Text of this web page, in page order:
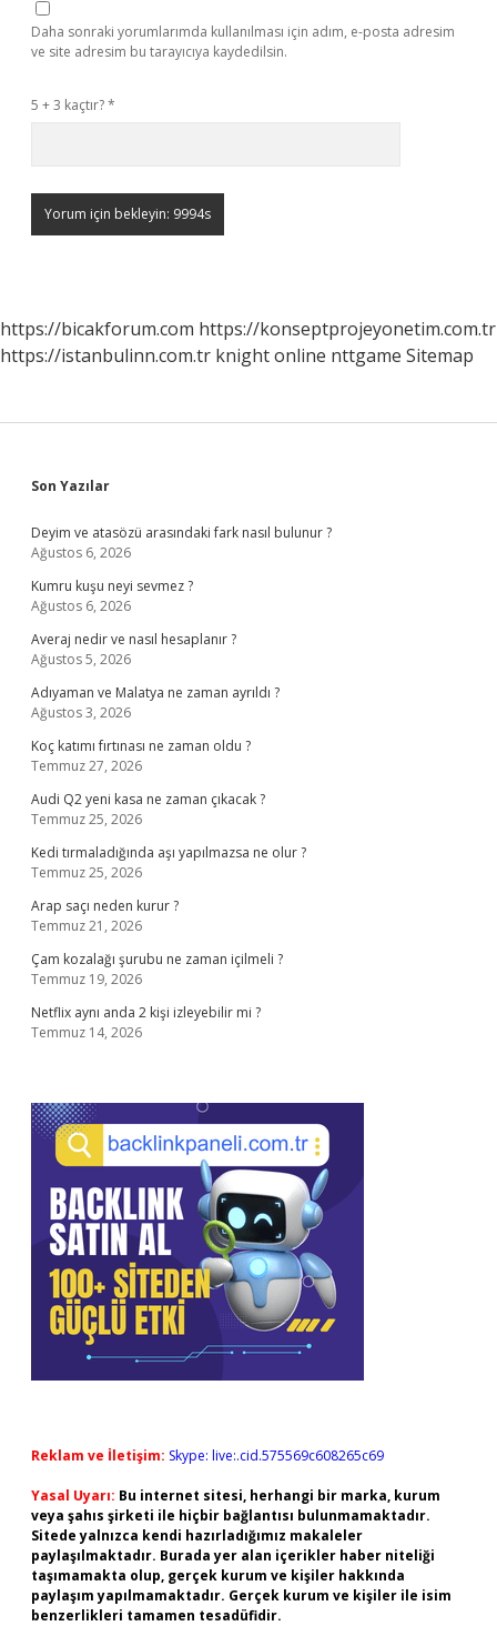
Daha sonraki yorumlarımda kullanılması için adım, e-posta adresim
ve site adresim bu tarayıcıya kaydedilsin.
5 + 3 kaçtır?*
https://bicakforum.com https://konseptprojeyonetim.com.tr
https://istanbulinn.com.tr knight online nttgame Sitemap
Sidebar
Son Yazılar
Deyim ve atasözü arasındaki fark nasıl bulunur ?
Ağustos 6, 2026
Kumru kuşu neyi sevmez ?
Ağustos 6, 2026
Averaj nedir ve nasıl hesaplanır ?
Ağustos 5, 2026
Adıyaman ve Malatya ne zaman ayrıldı ?
Ağustos 3, 2026
Koç katımı fırtınası ne zaman oldu ?
Temmuz 27, 2026
Audi Q2 yeni kasa ne zaman çıkacak ?
Temmuz 25, 2026
Kedi tırmaladığında aşı yapılmazsa ne olur ?
Temmuz 25, 2026
Arap saçı neden kurur ?
Temmuz 21, 2026
Çam kozalağı şurubu ne zaman içilmeli ?
Temmuz 19, 2026
Netflix aynı anda 2 kişi izleyebilir mi ?
Temmuz 14, 2026
Reklam ve İletişim: Skype: live:.cid.575569c608265c69
Yasal Uyarı: Bu internet sitesi, herhangi bir marka, kurum
veya şahıs şirketi ile hiçbir bağlantısı bulunmamaktadır.
Sitede yalnızca kendi hazırladığımız makaleler
paylaşılmaktadır. Burada yer alan içerikler haber niteliği
taşımamakta olup, gerçek kurum ve kişiler hakkında
paylaşım yapılmamaktadır. Gerçek kurum ve kişiler ile isim
benzerlikleri tamamen tesadüfidir.